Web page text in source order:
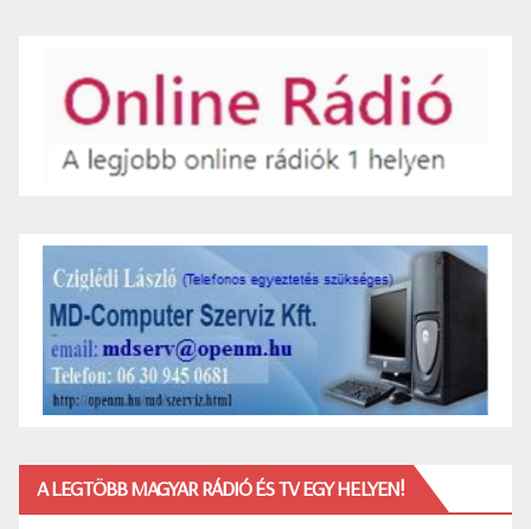
A LEGTÖBB MAGYAR RÁDIÓ ÉS TV EGY HELYEN!